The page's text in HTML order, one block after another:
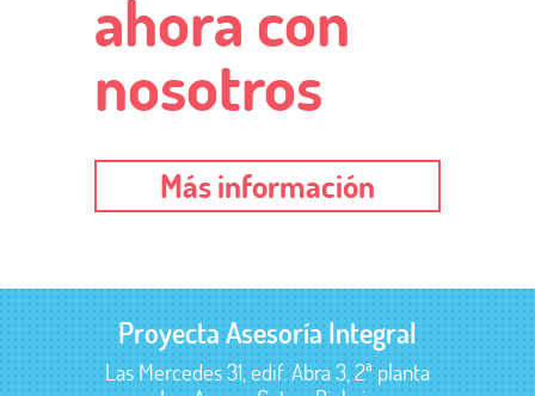
ahora con
nosotros
Más información
Proyecta Asesoría Integral
Las Mercedes 31, edif. Abra 3, 2ª planta